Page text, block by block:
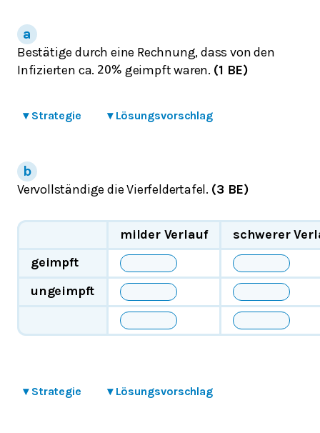
Bestätige durch eine Rechnung, dass von den
Infizierten ca. 20% geimpft waren. (1 BE)
▾ Strategie ▾ Lösungsvorschlag
Vervollständige die Vierfeldertafel. (3 BE)
milder Verlauf
schwerer
geimpft
ungeimpft
▾ Strategie ▾ Lösungsvorschlag